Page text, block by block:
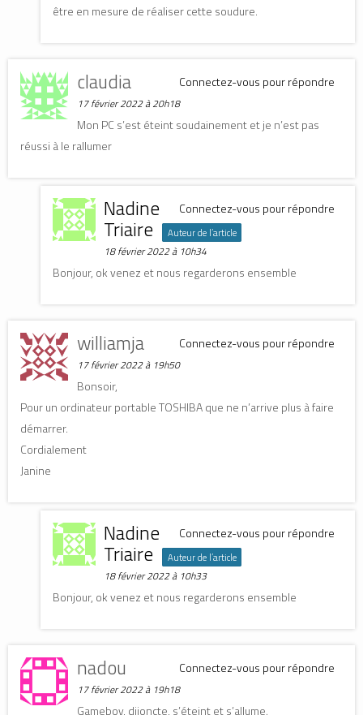
être en mesure de réaliser cette soudure.
Connectez-vous pour répondre
claudia
17 février 2022 à 20h18
Mon PC s’est éteint soudainement et je n’est pas
réussi à le rallumer
Connectez-vous pour répondre
Nadine
Triaire Auteur de l’article
18 février 2022 à 10h34
Bonjour, ok venez et nous regarderons ensemble
Connectez-vous pour répondre
williamja
17 février 2022 à 19h50
Bonsoir,
Pour un ordinateur portable TOSHIBA que ne n’arrive plus à faire
démarrer.
Cordialement
Janine
Connectez-vous pour répondre
Nadine
Triaire Auteur de l’article
18 février 2022 à 10h33
Bonjour, ok venez et nous regarderons ensemble
Connectez-vous pour répondre
nadou
17 février 2022 à 19h18
Gameboy, dijoncte, s’éteint et s’allume.